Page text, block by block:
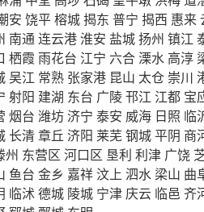
安 饶平榕城揭东 普宁 揭西 惠来
南通连云港淮安 盐城扬州 镇江
栖霞 雨花台 江宁 六合 溧水 高淳
吴江 常熟 张家港 昆山 太仓 崇川
射阳 建湖 东台 广陵邗江 江都 宝
烟台 潍坊济宁 泰安 威海 日照 临
长清章丘 济阳 莱芜钢城平阴 商
州 东营区 河口区 垦利 利津 广饶
鱼台 金乡 嘉祥 汶上 泗水 梁山 曲
临沭德城 陵城 宁津 庆云 临邑 齐